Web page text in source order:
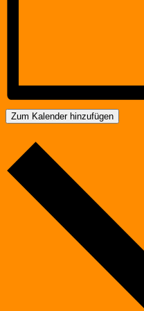
Zum Kalender hinzufügen